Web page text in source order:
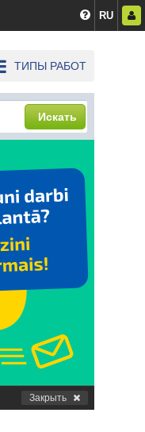
RU
ТИПЫ РАБОТ
Искать
Закрыть